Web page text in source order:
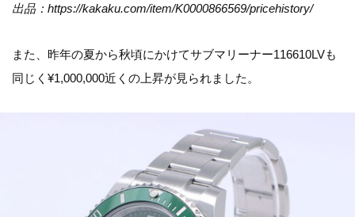
出品：https://kakaku.com/item/K0000866569/pricehistory/
また、昨年の夏から秋頃にかけてサブマリーナー116610LVも
同じく¥1,000,000近くの上昇が見られました。